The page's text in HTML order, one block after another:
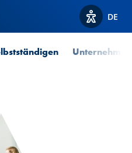
Optionen
DE
Unternehmen